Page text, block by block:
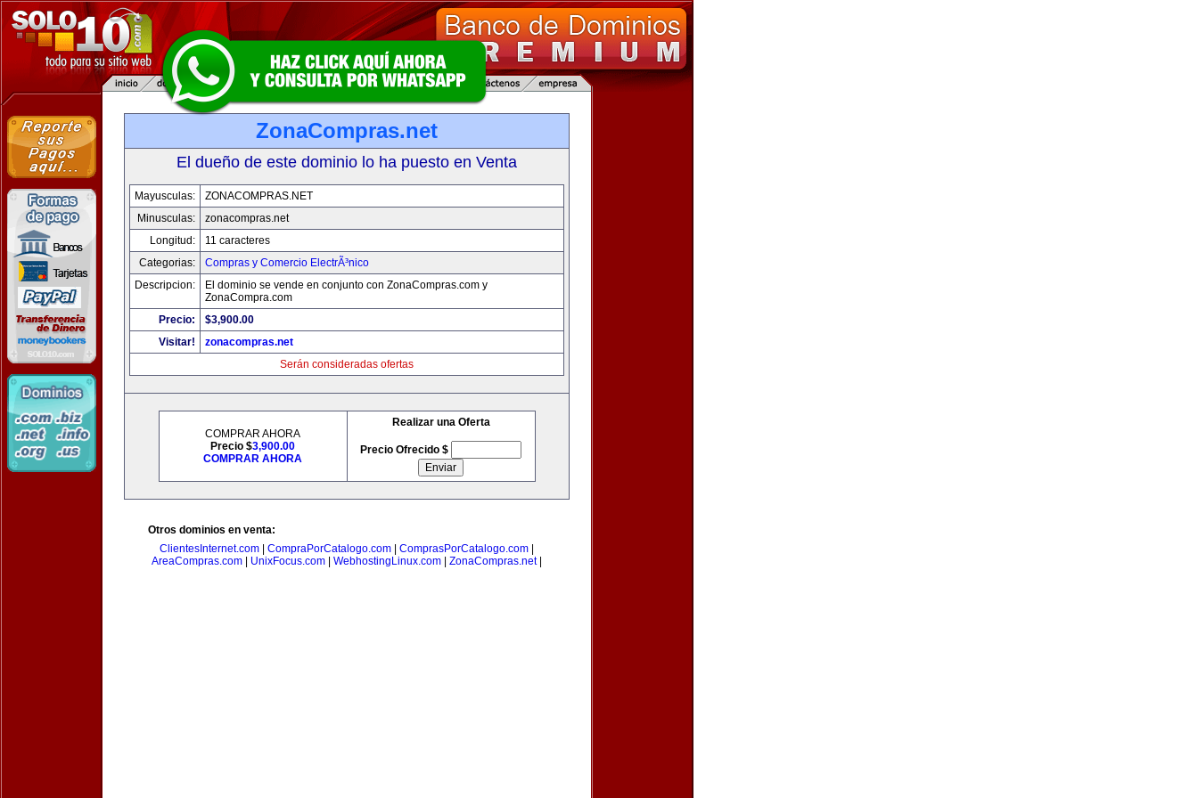
ZonaCompras.net
El dueño de este dominio lo ha puesto en Venta
Mayusculas:
ZONACOMPRAS.NET
Minusculas:
zonacompras.net
Longitud:
11 caracteres
Categorias:
Compras y Comercio ElectrÃ³nico
Descripcion:
El dominio se vende en conjunto con ZonaCompras.com y
ZonaCompra.com
Precio:
$3,900.00
Visitar!
zonacompras.net
Serán consideradas ofertas
COMPRAR AHORA
Precio $3,900.00
COMPRAR AHORA
Realizar una Oferta
Precio Ofrecido $
Otros dominios en venta:
ClientesInternet.com
CompraPorCatalogo.com ComprasPorCatalogo.com
AreaCompras.com
UnixFocus.com WebhostingLinux.com ZonaCompras.net|